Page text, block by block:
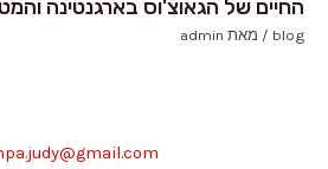
החיים של הגאוצ'וס בארגנטינה
blog / מאת admin